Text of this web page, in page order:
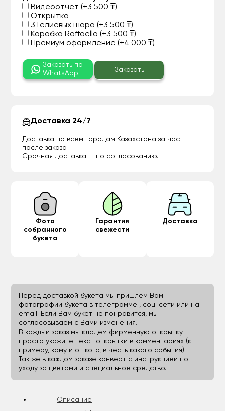
Видеоотчет (+3 500 ₸)
Открытка
3 Гелиевых шара (+3 500 ₸)
Коробка Raffaello (+3 500 ₸)
Премиум оформление (+4 000 ₸)
Заказать по
WhatsApp
Заказать
Доставка 24/7
Доставка по всем городам Казахстана за час
после заказа
Срочная доставка — по согласованию.
Фото
собранного
букета
Гарантия
свежести
Доставка
Перед доставкой букета мы пришлем Вам
фотографии букета в телеграмме , соц. сети или на
email. Если Вам букет не понравится, мы
согласовываем с Вами изменения.
В каждый заказ мы кладём фирменную открытку —
просто укажите текст открытки в комментариях (к
примеру, кому и от кого, в честь какого события).
Так же в каждом заказе конверт с инструкцией по
уходу за цветами и специальное средство.
Описание